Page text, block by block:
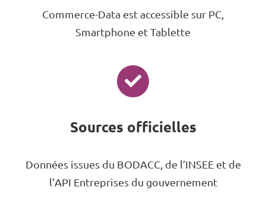
Commerce-Data est accessible sur PC,
Smartphone et Tablette
Sources officielles
Données issues du BODACC, de l’INSEE et de
l’API Entreprises du gouvernement